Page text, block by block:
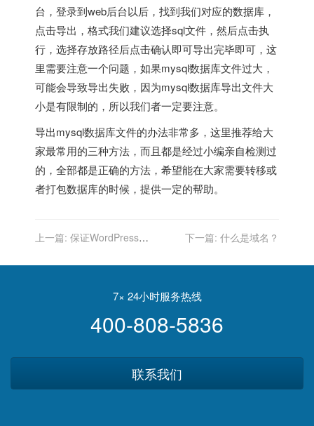
台，登录到web后台以后，找到我们对应的数据库，
点击导出，格式我们建议选择sql文件，然后点击执
行，选择存放路径后点击确认即可导出完毕即可，这
里需要注意一个问题，如果mysql数据库文件过大，
可能会导致导出失败，因为mysql数据库导出文件大
小是有限制的，所以我们者一定要注意。
导出mysql数据库文件的办法非常多，这里推荐给大
家最常用的三种方法，而且都是经过小编亲自检测过
的，全部都是正确的方法，希望能在大家需要转移或
者打包数据库的时候，提供一定的帮助。
上一篇: 保证WordPress网
下一篇: 什么是域名？
7× 24小时服务热线
400-808-5836
联系我们